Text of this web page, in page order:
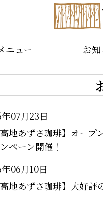
ニュー お
07月23日
高地あずさ珈琲】オー
ペーン開催！
06月10日
高地あずさ珈琲】大好